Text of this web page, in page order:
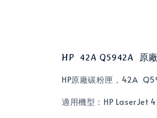
HP 42A Q5942A 原
HP原廠碳粉匣，42A
適用機型：HP LaserJet